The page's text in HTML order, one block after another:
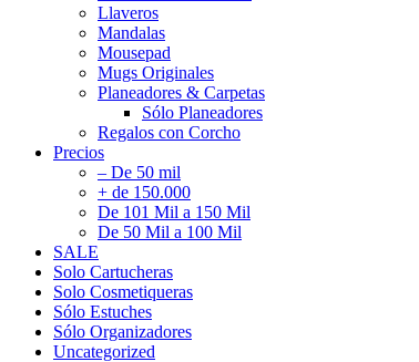
Llaveros
Mandalas
Mousepad
Mugs Originales
Planeadores & Carpetas
Sólo Planeadores
Regalos con Corcho
Precios
– De 50 mil
+ de 150.000
De 101 Mil a 150 Mil
De 50 Mil a 100 Mil
SALE
Solo Cartucheras
Solo Cosmetiqueras
Sólo Estuches
Sólo Organizadores
Uncategorized